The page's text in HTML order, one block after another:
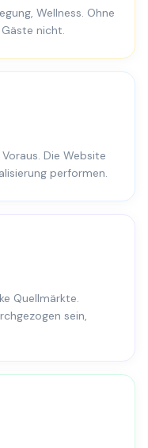
Wellness. Ohne
nicht.
Die Website
performen.
Quellmärkte.
sein,